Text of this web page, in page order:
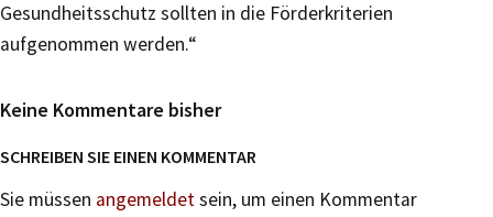
Gesundheitsschutz sollten in die Förderkriterien
aufgenommen werden.“
Keine Kommentare bisher
SCHREIBEN SIE EINEN KOMMENTAR
Sie müssen angemeldetsein, um einen Kommentar